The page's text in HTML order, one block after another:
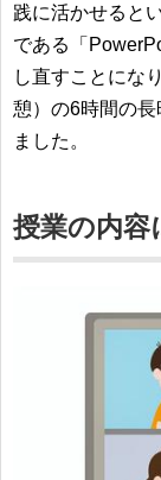
践に活かせると
である「
し直すことにな
憩）の6時間の
ました。
授業の内容